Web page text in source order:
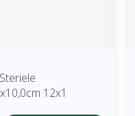
12x1